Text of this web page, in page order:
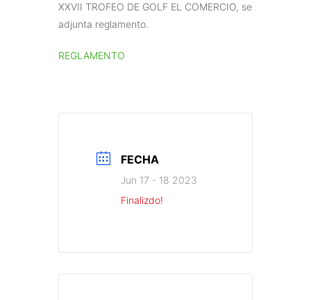
XXVII TROFEO DE GOLF EL COMERCIO, se
adjunta reglamento.
REGLAMENTO
FECHA
Jun 17 - 18 2023
Finalizdo!